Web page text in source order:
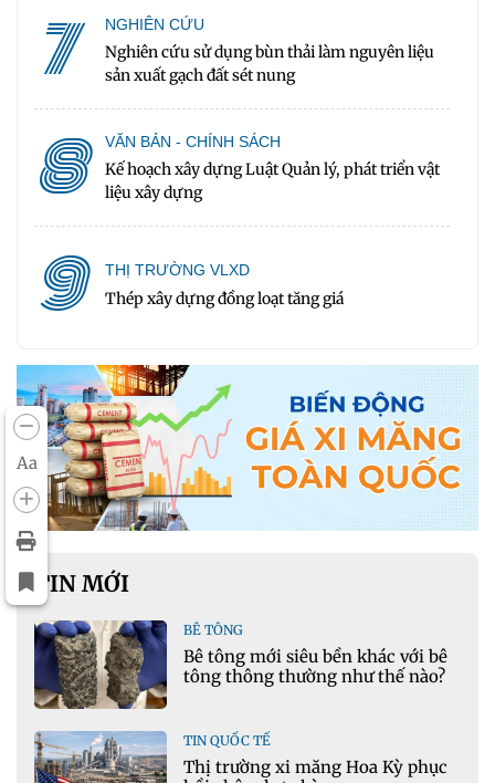
Aa
7 NGHIÊN CỨU
Nghiên cứu sử dụng bùn thải làm nguyên liệu
sản xuất gạch đất sét nung
8 VĂN BẢN - CHÍNH SÁCH
Kế hoạch xây dựng Luật Quản lý, phát triển vật
liệu xây dựng
9 THỊ TRƯỜNG VLXD
Thép xây dựng đồng loạt tăng giá
TIN MỚI
BÊ TÔNG
Bê tông mới siêu bền khác với bê
tông thông thường như thế nào?
TIN QUỐC TẾ
Thị trường xi măng Hoa Kỳ phục